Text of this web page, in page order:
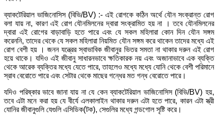
ব্যাকটেরিয়াল ভাজিনোসিস (বিভি/BV) :- এই রোগকে কঠিন অর্থে যৌন সংক্রান্ত রোগ
বলা যায় না, কারণ এই রোগ যৌনমিলনের দ্বারা সংক্রামিত হয় না । তবে যৌনমিলনের
দ্বারা এই রোগের বাড়াবাড়ি হতে পারে এবং যে সকল মহিলারা কোন দিন যৌন সঙ্গম
করেননি, তাদের থেকে যে সকল মহিলারা নিয়মিত যৌন সঙ্গম করে থাকেন তাদের মধ্যে এই
রোগ বেশী হয় । জনন যন্ত্রের স্বাভাবিক জীবানুর ভিতর সমতা না থাকার দরুন এই রোগ
হয়ে থাকে। যদিও এই জীবানু সাধারনভাবে ক্ষতিকারক নয় এবং অজানাভাবে এক ব্যক্তি
থেকে আরেক ব্যক্তির মধ্যে যেতে পারে, তাহলেও মধ্যে মধ্যে যোনি থেকে বেশী পরিমানে
স্রাব বেরোতে পারে এবং সেটার থেকে মাছের গন্ধের মত গন্ধ বেরোতে পারে।
যদিও পরিষ্কার ভাবে জানা যায় না যে কেন ব্যাকটেরিয়াল ভাজিনোসিস (বিভি/BV) হয়,
তবে এটা মনে করা হয় যে বীর্যে এলকালাইন থাকার দরুন এটা হতে পারে, কারন এটা স্ত্রী
যোনির জীবানুগুলি যেগুলি এসিডিক(টক), সেগুলির মধ্যে গন্ডগোল সৃষ্টি করে।